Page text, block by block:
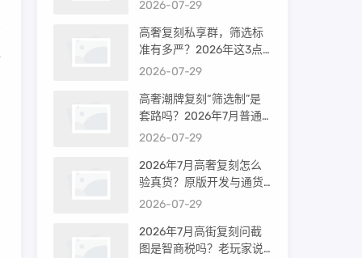
2026-07-29
高奢复刻私享群，筛选标
准有多严？2026年这3点
才是真相
2026-07-29
高奢潮牌复刻“筛选制”是
套路吗？2026年7月普通
买家能进高端群吗？
2026-07-29
2026年7月高奢复刻怎么
验真货？原版开发与通货
差距到底多大
2026-07-29
2026年7月高街复刻问截
图是智商税吗？老玩家说